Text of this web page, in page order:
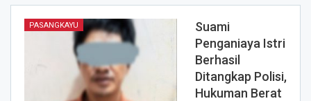
PASANGKAYU
Suami
Penganiaya Istri
Berhasil
Ditangkap Polisi,
Hukuman Berat